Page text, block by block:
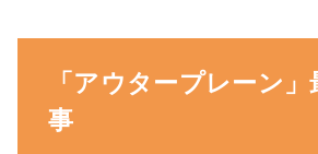
「アウタープレーン
事